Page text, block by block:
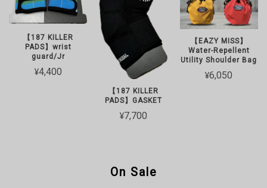
【187 KILLER
PADS】wrist
guard/Jr
¥4,400
【187 KILLER
PADS】GASKET
¥7,700
【EAZY MISS】
Water-Repellent
Utility Shoulder Bag
¥6,050
On Sale